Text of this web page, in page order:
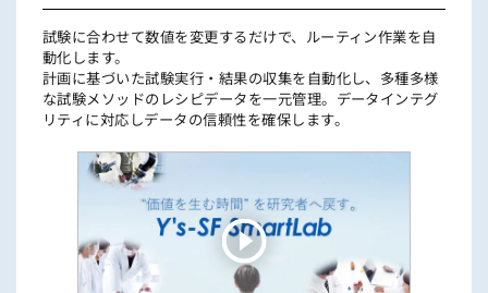
試験に合わせて数値を変更するだけで、ルーティン作業を自
動化します。
計画に基づいた試験実行・結果の収集を自動化し、多種多様
な試験メソッドのレシピデータを一元管理。データインテグ
リティに対応しデータの信頼性を確保します。